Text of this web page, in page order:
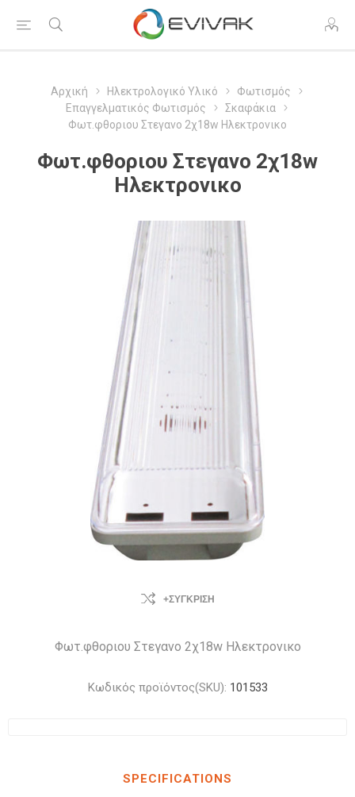
Αρχική Ηλεκτρολογικό Υλικό
Φωτισμός
Επαγγελματικός Φωτισμός
Σκαφάκια
Φωτ.φθοριου Στεγανο 2χ18w Ηλεκτρονικο
Φωτ.φθοριου Στεγανο 2χ18w
Ηλεκτρονικο
+ΣΎΓΚΡΙΣΗ
Φωτ.φθοριου Στεγανο 2χ18w Ηλεκτρονικο
Κωδικός προϊόντος(SKU): 101533
SPECIFICATIONS